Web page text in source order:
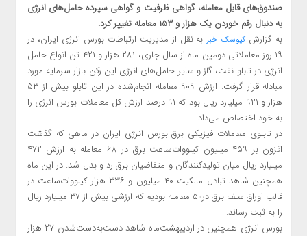
صندوق‌های قابل معامله، گواهی ظرفیت و گواهی سپرده حامل‌های انرژی
به دنبال رقم خوردن یک هزار و ۱۵۳ معامله تغییر کرد.
به گزارش کیوسک خبر به نقل از مدیریت ارتباطات بورس انرژی ایران، در
۱۹ روز معاملاتی دومین ماه از سال جاری، ۲۸۱ هزار و ۴۲۱ تن انواع حامل
انرژی در تابلو نفت، گاز و سایر حامل‌های انرژی این رکن بازار سرمایه مورد
مبادله قرار گرفت. ارزش ۹۰۹ معامله انجام‌شده در این تابلو بیش از ۵۳
هزار و ۹۲۱ میلیارد ریال بود که ۹۱ درصد ارزش کل معاملات بورس انرژی را
به خود اختصاص می‌داد.
در تابلوی معاملات فیزیکی برق بورس انرژی ایران در ماهی که گذشت
افزون بر ۴۵۹ میلیون کیلووات‌ساعت برق در ۶۸ معامله به ارزش ۴۷۲
میلیارد ریال میان تولیدکنندگان و متقاضیان برق رد و بدل شد. در این ماه
همچنین شاهد تبادل مالکیت ۴۰ میلیون و ۳۳۶ هزار کیلووات‌ساعت در
قالب اوراق سلف برق در۵۰ معامله بودیم که ارزشی بیش از ۳۷ میلیارد ریال
را به ثبت رساند.
بورس انرژی همچنین در اردیبهشت‌ماه شاهد دست‌به‌دست‌شدن ۲۷ هزار